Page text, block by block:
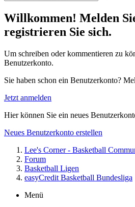
Willkommen! Melden
registrieren Sie sich.
Um schreiben oder kommentieren zu
Benutzerkonto.
Sie haben schon ein Benutzerkonto?
Jetzt anmelden
Hier können Sie ein neues
Neues Benutzerkonto erstellen
Lee's Corner - Basketball
Forum
Basketball Ligen
easyCredit Basketball Bundesliga
Menü